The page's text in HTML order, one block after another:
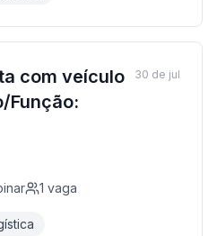
com veículo
Função:
1 vaga
30 de jul